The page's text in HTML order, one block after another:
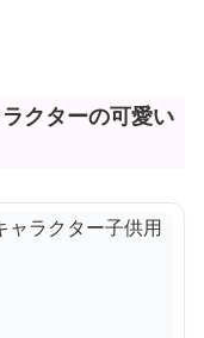
クターの可愛い